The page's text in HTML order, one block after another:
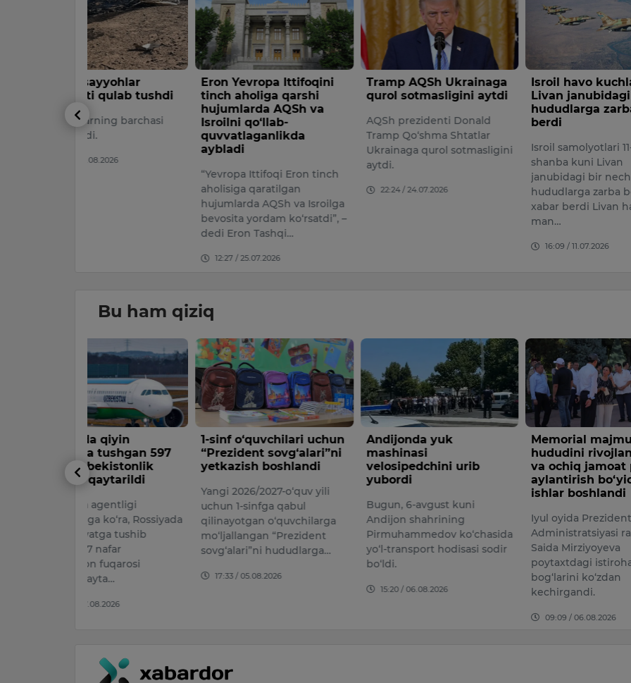
Eron Yevropa Ittifoqini
tinch aholiga qarshi
hujumlarda AQSh va
Isroilni qo‘llab-
quvvatlaganlikda
“Yevropa Ittifoqi Eron tinch
hujumlarda AQSh va Isroilga
bevosita yordam ko‘rsatdi”, –
Tramp AQSh Ukrainaga
qurol sotmasligini aytdi
AQSh prezidenti Donald
Tramp Qo‘shma Shtatlar
Ukrainaga qurol sotmasligini
22:24 / 24.07.2026
Isroil havo kuchlari
Livan janubidagi
hududlarga zarbalar
berdi
Isroil samolyotlari 11-iyul
janubidagi bir nechta
hududlarga zarba berdi, deb
xabar berdi Livan harbiy
bo‘ldi
yoshi
Bu ham qiziq
1-sinf o‘quvchilari uchun
“Prezident sovg‘alari”ni
yetkazish boshlandi
Yangi 2026/2027-o‘quv yili
uchun 1-sinfga qabul
qilinayotgan o‘quvchilarga
mo‘ljallangan “Prezident
sovg‘alari”ni hududlarga…
17:33 / 05.08.2026
Andijonda yuk
mashinasi
velosipedchini urib
Bugun, 6-avgust kuni
Andijon shahrining
Pirmuhammedov ko‘chasida
yo‘l-transport hodisasi sodir
Memorial majmua
hududini rivojlantirish
va ochiq jamoat parkiga
aylantirish bo‘yicha
Iyul oyida Prezident
Administratsiyasi rahbari
Saida Mirziyoyeva
kechirgandi.
opiy
xorijlik
tadbir